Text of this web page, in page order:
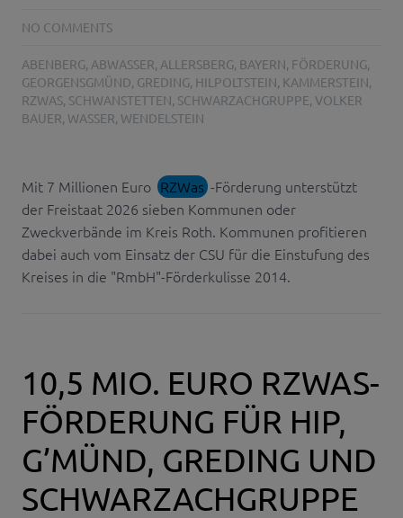
NO COMMENTS
ABENBERG, ABWASSER, ALLERSBERG, BAYERN, FÖRDERUNG,
GEORGENSGMÜND, GREDING, HILPOLTSTEIN, KAMMERSTEIN,
RZWAS, SCHWANSTETTEN, SCHWARZACHGRUPPE, VOLKER
BAUER, WASSER, WENDELSTEIN
Mit 7 Millionen Euro RZWas -Förderung unterstützt
der Freistaat 2026 sieben Kommunen oder
Zweckverbände im Kreis Roth. Kommunen profitieren
dabei auch vom Einsatz der CSU für die Einstufung des
Kreises in die "RmbH"-Förderkulisse 2014.
10,5 MIO. EURO RZWAS-
FÖRDERUNG FÜR HIP,
G’MÜND, GREDING UND
SCHWARZACHGRUPPE